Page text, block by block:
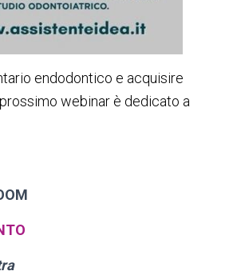
endodontico e acquisire
webinar è dedicato a